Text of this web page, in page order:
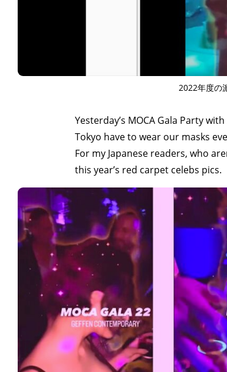
2022年度の
Yesterday’s MOCA Gala Party
Tokyo have to wear our masks
For my Japanese readers, who
this year’s red carpet celebs pics.